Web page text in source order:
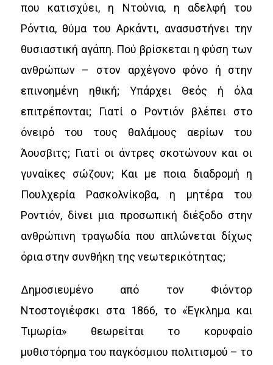
που κατισχύει, η Ντούνια, η αδελφή του
Ρόντια, θύμα του Αρκάντι, ανασυστήνει την
θυσιαστική αγάπη. Πού βρίσκεται η φύση των
ανθρώπων – στον αρχέγονο φόνο ή στην
επινοημένη ηθική; Υπάρχει Θεός ή όλα
επιτρέπονται; Γιατί ο Ροντιόν βλέπει στο
όνειρό του τους θαλάμους αερίων του
Άουσβιτς; Γιατί οι άντρες σκοτώνουν και οι
γυναίκες σώζουν; Και με ποια διαδρομή η
Πουλχερία Ρασκολνίκοβα, η μητέρα του
Ροντιόν, δίνει μια προσωπική διέξοδο στην
ανθρώπινη τραγωδία που απλώνεται δίχως
όρια στην συνθήκη της νεωτερικότητας;
Δημοσιευμένο από τον Φιόντορ
Ντοστογιέφσκι στα 1866, το «Έγκλημα και
Τιμωρία» θεωρείται το κορυφαίο
μυθιστόρημα του παγκόσμιου πολιτισμού – το